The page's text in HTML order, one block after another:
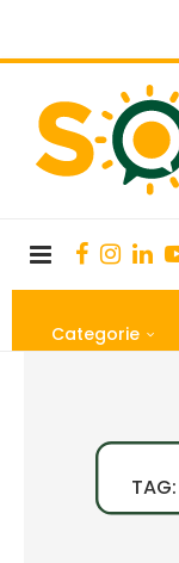
Categorie
TAG: